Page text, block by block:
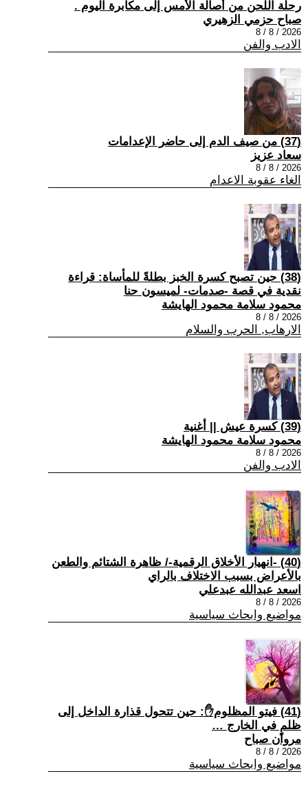
رحلة اللحن من أصالة الأمس إلى مكابرة اليوم .
صباح حزمي الزهيري
2026 / 8 / 8
الادب والفن
(37) من صيف الدم إلى حاضر الإعدامات
سعاد عزيز
2026 / 8 / 8
الغاء عقوبة الاعدام
(38) حين تصبح كسرة الخبز بطلةً للمأساة: قراءة
نقدية في قصة -صدمات- لميسون حنا
محمود سلامة محمود الهايشة
2026 / 8 / 8
الارهاب, الحرب والسلام
(39) كسرة عيش || أغنية
محمود سلامة محمود الهايشة
2026 / 8 / 8
الادب والفن
(40) -انهيار الأخلاق الرقمية-/ ظاهرة الشتائم والطعن
بالأعراض بسبب الاختلاف بالراي
اسعد عبدالله عبدعلي
2026 / 8 / 8
مواضيع وابحاث سياسية
(41) فيتو المظلوم✋: حين تتحول قذارة الداخل إلى
ظلمٍ في الخارج …
مروان صباح
2026 / 8 / 8
مواضيع وابحاث سياسية